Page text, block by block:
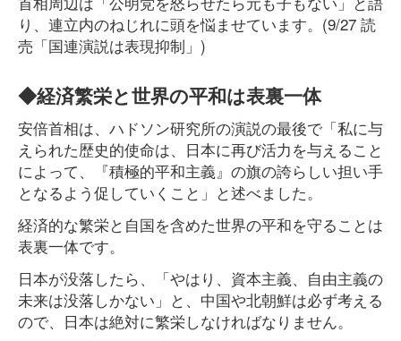
り、連立内のねじれに頭を悩ませています。(9/27 読
売「国連演説は表現抑制」)
◆経済繁栄と世界の平和は表裏一体
安倍首相は、ハドソン研究所の演説の最後で「私に与
えられた歴史的使命は、日本に再び活力を与えること
によって、『積極的平和主義』の旗の誇らしい担い手
となるよう促していくこと」と述べました。
経済的な繁栄と自国を含めた世界の平和を守ることは
表裏一体です。
日本が没落したら、「やはり、資本主義、自由主義の
未来は没落しかない」と、中国や北朝鮮は必ず考える
ので、日本は絶対に繁栄しなければなりません。